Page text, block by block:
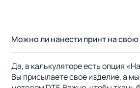
Можно ли нанести принт на свою
Да, в калькуляторе есть опция
Вы присылаете свое изделие, а